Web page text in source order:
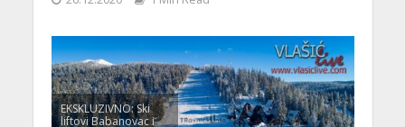
EKSKLUZIVNO: Ski
liftovi Babanovac i